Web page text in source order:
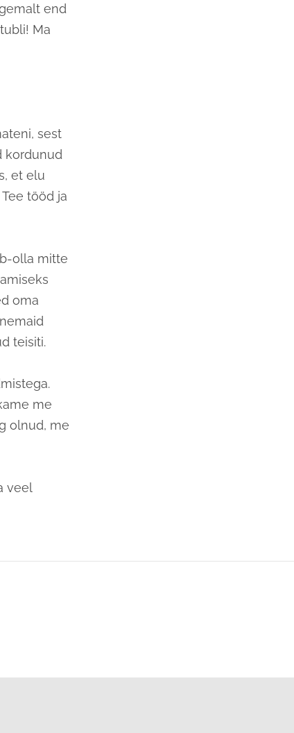
end
Ma
sest
kordunud
et elu
tööd ja
olla mitte
oma
teisiti.
me
olnud, me
veel